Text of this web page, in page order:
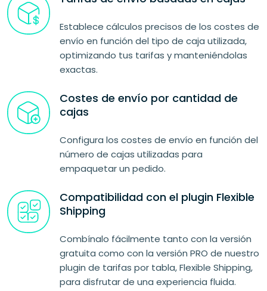
Establece cálculos precisos de los costes de
envío en función del tipo de caja utilizada,
optimizando tus tarifas y manteniéndolas
exactas.
Costes de envío por cantidad de
cajas
Configura los costes de envío en función del
número de cajas utilizadas para
empaquetar un pedido.
Compatibilidad con el plugin Flexible
Shipping
Combínalo fácilmente tanto con la versión
gratuita como con la versión PRO de nuestro
plugin de tarifas por tabla, Flexible Shipping,
para disfrutar de una experiencia fluida.